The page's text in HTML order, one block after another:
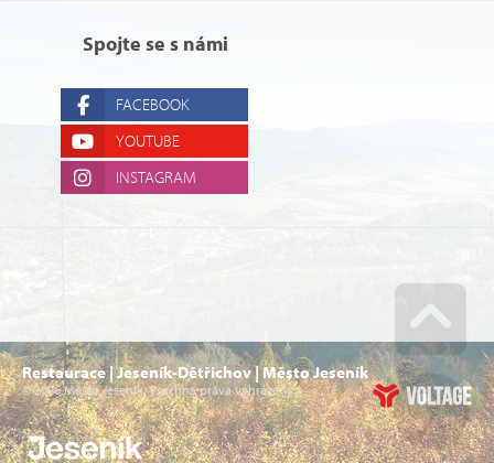
Spojte se s námi
FACEBOOK
YOUTUBE
INSTAGRAM
Restaurace | Jeseník-Dětřichov | Město Jeseník
© 2026 Město Jeseník. Všechna práva vyhrazena.
Go